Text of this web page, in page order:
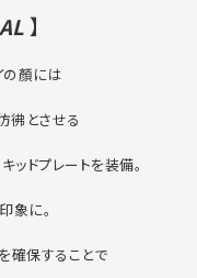
】
の顏には
彿とさせる
ッドプレートを装備。
象に。
確保することで